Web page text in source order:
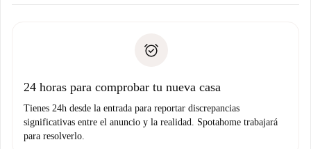
Prueba de solvencia
no nos comunicas ningún problema.
24 horas para comprobar tu nueva casa
Tienes 24h desde la entrada para reportar discrepancias
significativas entre el anuncio y la realidad. Spotahome trabajará
para resolverlo.